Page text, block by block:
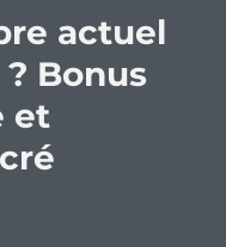
actuel
Bonus
et